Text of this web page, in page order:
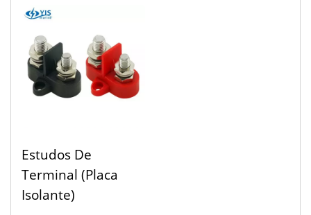
Estudos De
Terminal (Placa
Isolante)